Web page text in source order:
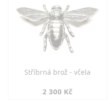
Stříbrná brož - včela
2 300 Kč